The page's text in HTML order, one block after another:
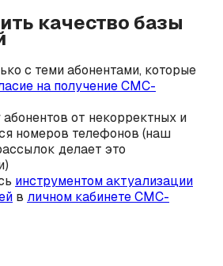
качество базы
с теми абонентами, которые
на получение СМС-
абонентов от некорректных и
номеров телефонов (наш
делает это
инструментом актуализации
в личном кабинете СМС-